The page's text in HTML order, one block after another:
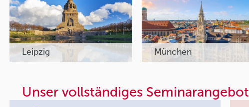
Unser vollständiges Seminarangebot
Leipzig München